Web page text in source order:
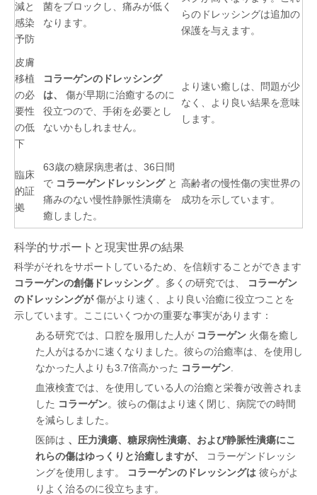
減と
感染
予防
菌をブロックし、痛みが低く
なります。
らのドレッシングは追加の
保護を与えます。
皮膚
移植
の必
要性
の低
下
コラーゲンのドレッシング
は、
傷が早期に治癒するのに
役立つので、手術を必要とし
ないかもしれません。
より速い癒しは、問題が少
なく、より良い結果を意味
します。
臨床
的証
拠
63歳の糖尿病患者は、36日間
で コラーゲンドレッシングと
痛みのない慢性静脈性潰瘍を
癒しました。
高齢者の慢性傷の実世界の
成功を示しています。
科学的サポートと現実世界の結果
科学がそれをサポートしているため、を信頼することができます
コラーゲンの創傷ドレッシング。多くの研究では、
コラーゲン
のドレッシングが傷がより速く、より良い治癒に役立つことを
示しています。ここにいくつかの重要な事実があります：
ある研究では、口腔を服用した人が コラーゲン 火傷を癒し
た人がはるかに速くなりました。彼らの治癒率は、を使用し
なかった人よりも3.7倍高かった コラーゲン
血液検査では、を使用している人の治癒と栄養が改善されま
した コラーゲン。彼らの傷はより速く閉じ、病院での時間
を減らしました。
医師は 、圧力潰瘍、糖尿病性潰瘍、および静脈性潰瘍にこ
れらの傷はゆっくりと治癒しますが、
コラーゲンドレッシ
ングを使用します。
コラーゲンのドレッシングは 彼らがよ
りよく治るのに役立ちます。